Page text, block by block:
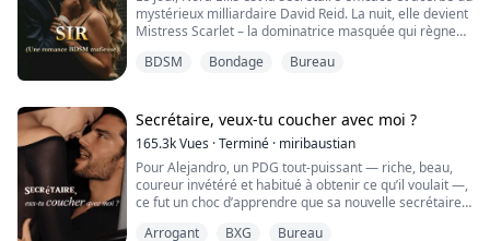
Ma main se resserre imperceptiblement à la taille de
mystérieux milliardaire David Reid. La nuit, elle devient
Mistress Scarlet – la dominatrice masquée qui règne
monde en tant que nouveau client.
David n’a rien à apprendre en matière de contrôle : le
jour, il est le PDG impitoyabl...
BDSM Bondage Bureau
Secrétaire, veux-tu coucher avec moi ?
165.3kVues ·Terminé · miribaustian
Pour Alejandro, un PDG tout-puissant — riche, beau,
coureur invétéré et habitué à obtenir ce qu’il voulait —,
ce fut un choc d’apprendre que sa nouvelle secrétaire
femmes étaient tombées à ses pieds.
Arrogant BXG Bureau